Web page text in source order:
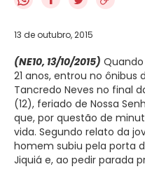
13 de outubro, 2015
(NE10, 13/10/2015)
21 anos, entrou no ônibus
Tancredo Neves no final
(12), feriado de Nossa
que, por questão de
vida. Segundo relato da
homem subiu pela porta
Jiquiá e, ao pedir parada